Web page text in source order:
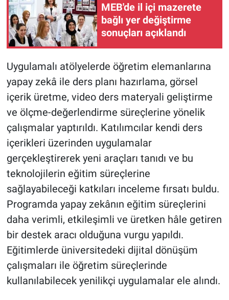
MEB'de il içi mazerete
bağlı yer değiştirme
sonuçları açıklandı
Uygulamalı atölyelerde öğretim elemanlarına
yapay zekâ ile ders planı hazırlama, görsel
içerik üretme, video ders materyali geliştirme
ve ölçme-değerlendirme süreçlerine yönelik
çalışmalar yaptırıldı. Katılımcılar kendi ders
içerikleri üzerinden uygulamalar
gerçekleştirerek yeni araçları tanıdı ve bu
teknolojilerin eğitim süreçlerine
sağlayabileceği katkıları inceleme fırsatı buldu.
Programda yapay zekânın eğitim süreçlerini
daha verimli, etkileşimli ve üretken hâle getiren
bir destek aracı olduğuna vurgu yapıldı.
Eğitimlerde üniversitedeki dijital dönüşüm
çalışmaları ile öğretim süreçlerinde
kullanılabilecek yenilikçi uygulamalar ele alındı.